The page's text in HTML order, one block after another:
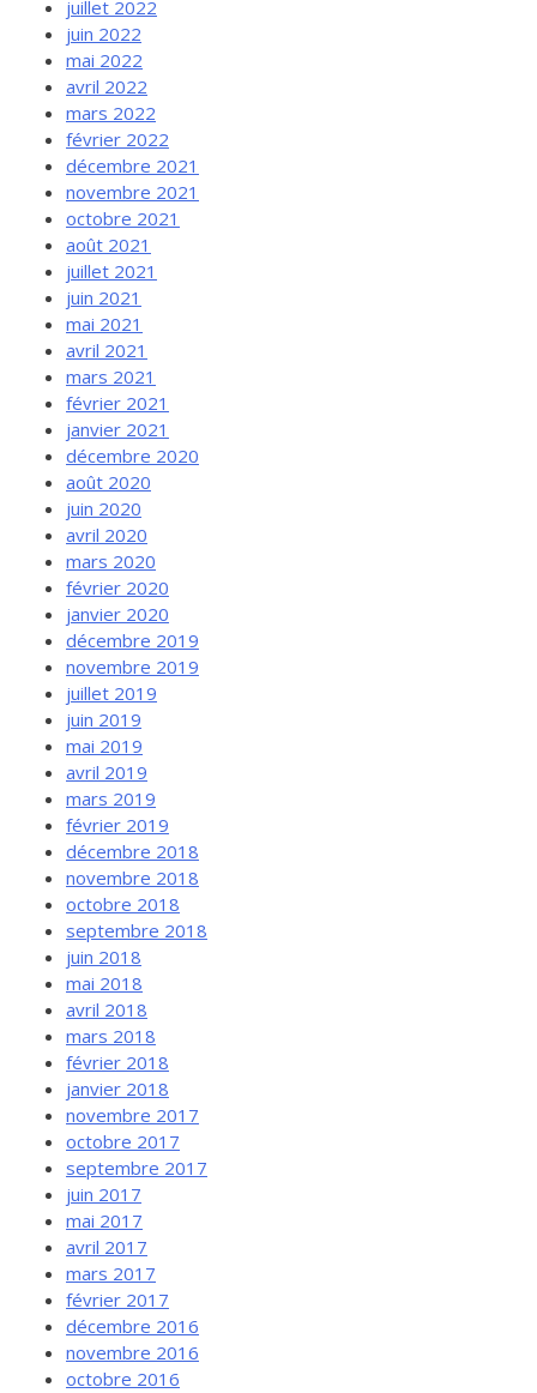
juillet 2022
juin 2022
mai 2022
avril 2022
mars 2022
février 2022
décembre 2021
novembre 2021
octobre 2021
août 2021
juillet 2021
juin 2021
mai 2021
avril 2021
mars 2021
février 2021
janvier 2021
décembre 2020
août 2020
juin 2020
avril 2020
mars 2020
février 2020
janvier 2020
décembre 2019
novembre 2019
juillet 2019
juin 2019
mai 2019
avril 2019
mars 2019
février 2019
décembre 2018
novembre 2018
octobre 2018
septembre 2018
juin 2018
mai 2018
avril 2018
mars 2018
février 2018
janvier 2018
novembre 2017
octobre 2017
septembre 2017
juin 2017
mai 2017
avril 2017
mars 2017
février 2017
décembre 2016
novembre 2016
octobre 2016